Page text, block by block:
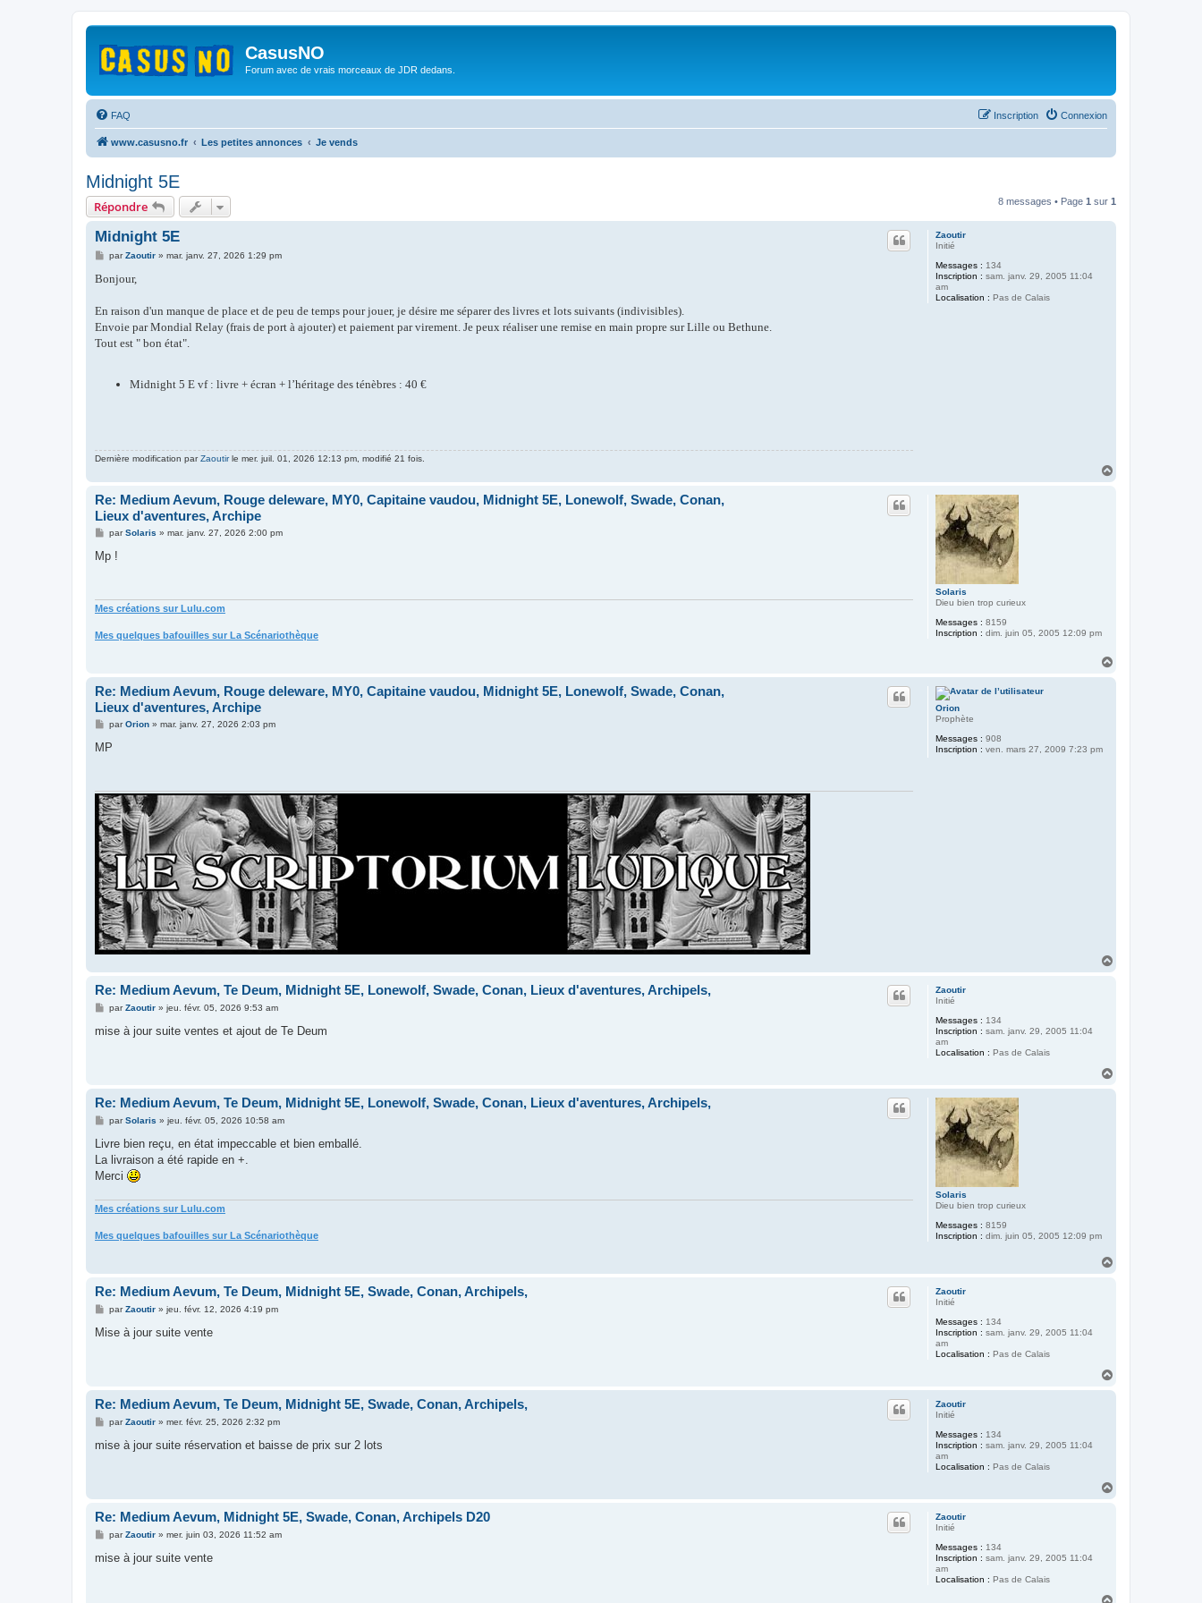
CasusNO
Forum avec de vrais morceaux de JDR dedans.
FAQ Connexion
Inscription
www.casusno.fr Les petites annonces Je vends
Midnight 5E
Répondre 8 messages • Page 1 sur 1
Zaoutir
Initié
Messages : 134
Inscription : sam. janv. 29, 2005 11:04
am
Localisation : Pas de Calais
Midnight 5E
M
s
g
parZaoutir» mar. janv. 27, 2026 1:29 pm
Bonjour,
En raison d'un manque de place et de peu de temps pour jouer, je désire me séparer des livres et lots suivants (indivisibles).
Envoie par Mondial Relay (frais de port à ajouter) et paiement par virement. Je peux réaliser une remise en main propre sur Lille ou Bethune.
Tout est " bon état".
Midnight 5 E vf : livre + écran + l’héritage des ténèbres : 40 €
Dernière modification parZaoutirle mer. juil. 01, 2026 12:13 pm, modifié 21 fois.
Solaris
Dieu bien trop curieux
Messages : 8159
Inscription : dim. juin 05, 2005 12:09 pm
Re: Medium Aevum, Rouge deleware, MY0, Capitaine vaudou, Midnight 5E, Lonewolf, Swade, Conan,
Lieux d'aventures, Archipe
M
s
s
parSolaris » mar. janv. 27, 2026 2:00 pm
Mp !
Mes créations sur Lulu.com
Mes quelques bafouilles sur La Scénariothèque
Orion
Prophète
Messages : 908
Inscription : ven. mars 27, 2009 7:23 pm
Re: Medium Aevum, Rouge deleware, MY0, Capitaine vaudou, Midnight 5E, Lonewolf, Swade, Conan,
Lieux d'aventures, Archipe
M
s
parOrion» mar. janv. 27, 2026 2:03 pm
MP
Zaoutir
Initié
Messages : 134
Inscription : sam. janv. 29, 2005 11:04
am
Localisation : Pas de Calais
Re: Medium Aevum, Te Deum, Midnight 5E, Lonewolf, Swade, Conan, Lieux d'aventures, Archipels,
M
s
parZaoutir» jeu. févr. 05, 2026 9:53 am
mise à jour suite ventes et ajout de Te Deum
Solaris
Dieu bien trop curieux
Messages : 8159
Inscription : dim. juin 05, 2005 12:09 pm
Re: Medium Aevum, Te Deum, Midnight 5E, Lonewolf, Swade, Conan, Lieux d'aventures, Archipels,
M
s
a
g
parSolaris » jeu. févr. 05, 2026 10:58 am
Livre bien reçu, en état impeccable et bien emballé.
La livraison a été rapide en +.
Merci
Mes créations sur Lulu.com
Mes quelques bafouilles sur La Scénariothèque
Zaoutir
Initié
Messages : 134
Inscription : sam. janv. 29, 2005 11:04
am
Localisation : Pas de Calais
Re: Medium Aevum, Te Deum, Midnight 5E, Swade, Conan, Archipels,
M
s
parZaoutir» jeu. févr. 12, 2026 4:19 pm
Mise à jour suite vente
Zaoutir
Initié
Messages : 134
Inscription : sam. janv. 29, 2005 11:04
am
Localisation : Pas de Calais
Re: Medium Aevum, Te Deum, Midnight 5E, Swade, Conan, Archipels,
M
s
parZaoutir» mer. févr. 25, 2026 2:32 pm
mise à jour suite réservation et baisse de prix sur 2 lots
Zaoutir
Initié
Messages : 134
Inscription : sam. janv. 29, 2005 11:04
am
Localisation : Pas de Calais
Re: Medium Aevum, Midnight 5E, Swade, Conan, Archipels D20
M
s
parZaoutir» mer. juin 03, 2026 11:52 am
mise à jour suite vente